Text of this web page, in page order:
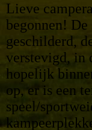
Lieve
begonnen! De
geschilderd,
verstevigd, in
hopelijk
op, er is een
speel/